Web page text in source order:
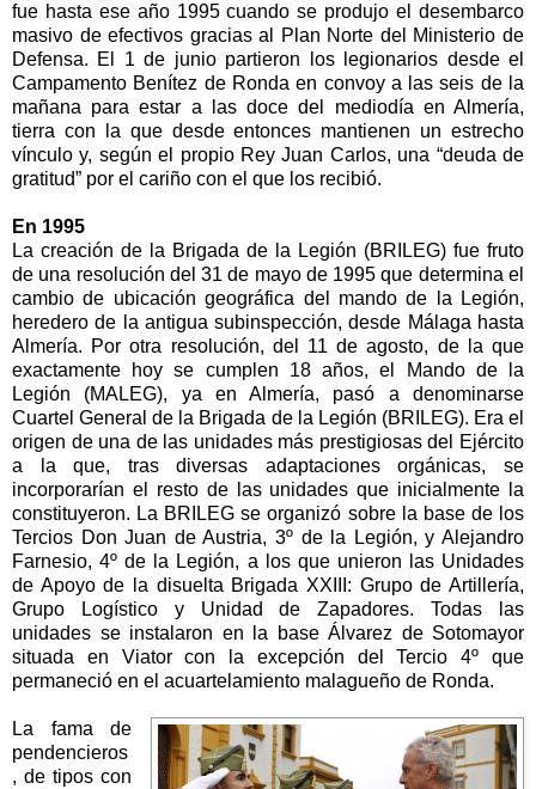
fue hasta ese año 1995 cuando se produjo el desembarco
masivo de efectivos gracias al Plan Norte del Ministerio de
Defensa. El 1 de junio partieron los legionarios desde el
Campamento Benítez de Ronda en convoy a las seis de la
mañana para estar a las doce del mediodía en Almería,
tierra con la que desde entonces mantienen un estrecho
vínculo y, según el propio Rey Juan Carlos, una “deuda de
gratitud” por el cariño con el que los recibió.
En 1995
La creación de la Brigada de la Legión (BRILEG) fue fruto
de una resolución del 31 de mayo de 1995 que determina el
cambio de ubicación geográfica del mando de
la Legión,
heredero de la antigua subinspección, desde Málaga hasta
Almería. Por otra resolución, del 11 de agosto, de la que
exactamente hoy se cumplen 18 años, el Mando de
la
Legión (MALEG), ya en Almería, pasó a denominarse
Cuartel General de la Brigada de la Legión (BRILEG). Era el
origen de una de las unidades más prestigiosas del Ejército
a la que, tras diversas adaptaciones orgánicas, se
incorporarían el resto de las unidades que inicialmente la
constituyeron. La BRILEG se organizó sobre la base de los
Tercios Don Juan de Austria, 3º de la Legión, y Alejandro
Farnesio, 4º de la Legión, a los que unieron las Unidades
de Apoyo de la disuelta Brigada XXIII: Grupo de Artillería,
Grupo Logístico y Unidad de Zapadores. Todas las
unidades se instalaron en la base Álvarez de Sotomayor
situada en Viator con la excepción del Tercio 4º que
permaneció en el acuartelamiento malagueño de Ronda.
La fama de
pendencieros
, de tipos con